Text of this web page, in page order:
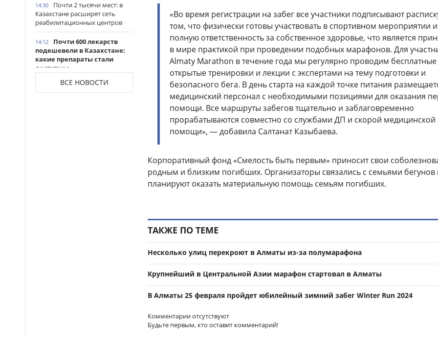
14:30
Почти 2 тысячи мест: в
Казахстане расширят сеть
реабилитационных центров
14:12
Почти 600 лекарств
подешевели в Казахстане:
какие препараты стали
доступнее
Казахстанские
таеквондисты завоевали
ВСЕ НОВОСТИ
«Во время регистрации на забег все участники подписывают
том, что физически готовы участвовать в спортивном мероприятии и
полную ответственность за собственное здоровье, что является
в мире практикой при проведении подобных марафонов. Для
Almaty Marathon в течение года мы регулярно проводим бесплатные
открытые тренировки и лекции с экспертами на тему подготовки и
безопасного бега. В день старта на каждой точке питания
медицинский персонал с необходимыми позициями для оказания
помощи. Все маршруты забегов тщательно и заблаговременно
прорабатываются совместно со службами ДП и скорой медицинской
помощи», — добавила Салтанат Казыбаева.
Корпоративный фонд «Смелость быть первым» приносит свои
родным и близким погибших. Организаторы связались с семьями бегунов
планируют оказать материальную помощь семьям погибших.
ТАКЖЕ ПО ТЕМЕ
Несколько улиц перекроют в Алматы из-за полумарафона
Крупнейший в Центральной Азии марафон стартовал в Алматы
В Алматы 25 февраля пройдет юбилейный зимний забег Winter Run 2024
Комментарии отсутствуют
Будьте первым, кто оставит комментарий!